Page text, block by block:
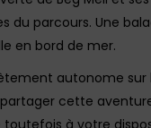
du parcours. Une
en bord de mer.
autonome sur
cette
toutefois à votre